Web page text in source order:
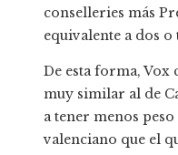
conselleries más
equivalente a dos o
De esta forma, Vox
muy similar al de
a tener menos
valenciano que el